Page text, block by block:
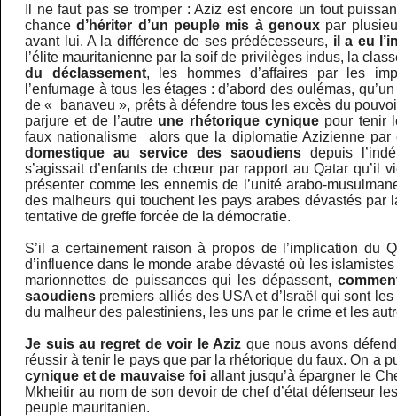
Il ne faut pas se tromper : Aziz est encore un tout
chanced’hériter d’un peuple mis à genoux par
avant lui. A la différence de ses prédécesseurs, il a eu
l’élite mauritanienne par la soif de privilèges indus, la
du déclassement, les hommes d’affaires par les
l’enfumage à tous les étages : d’abord des oulémas,
de « banaveu », prêts à défendre tous les excès du
parjure et de l’autre une rhétorique cynique pour tenir
faux nationalisme alors que la diplomatie Azizienne
domestique au service des saoudiens depuis
s’agissait d’enfants de chœur par rapport au Qatar qu’il
présenter comme les ennemis de l’unité arabo-
des malheurs qui touchent les pays arabes dévastés par
tentative de greffe forcée de la démocratie.
S’il a certainement raison à propos de l’implication du
d’influence dans le monde arabe dévasté où les
marionnettes de puissances qui les dépassent,
saoudiens premiers alliés des USA et d’Israël qui sont
du malheur des palestiniens, les uns par le crime et les
Je suis au regret de voir le Aziz que nous avons
réussir à tenir le pays que par la rhétorique du faux. On a
cynique et de mauvaise foi allant jusqu’à épargner le
Mkheitir au nom de son devoir de chef d’état défenseur
peuple mauritanien.